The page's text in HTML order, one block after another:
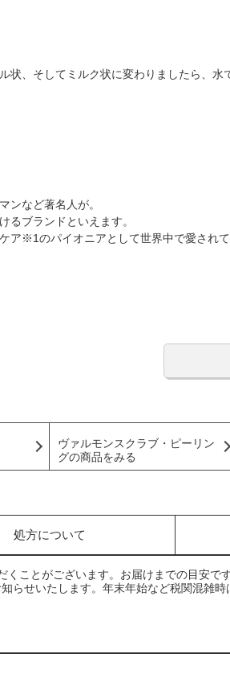
、そしてミルク状に変わりましたら、水
ンなど著名人が。
るブランドといえます。
ア※1のパイオニアとして世界中で愛されて
ヴァルモンスクラブ・ピーリン
グの商品をみる
処方について
ことがございます。お届けまでの目安で
らせいたします。年末年始など税関混雑